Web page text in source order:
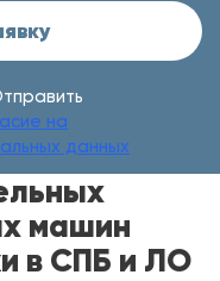
на
данных
машин
в СПБ и ЛО